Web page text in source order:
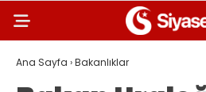
Ana Sayfa ›Bakanlıklar